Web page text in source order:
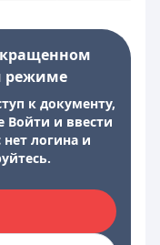
режиме
к документу,
Войти и ввести
логина и